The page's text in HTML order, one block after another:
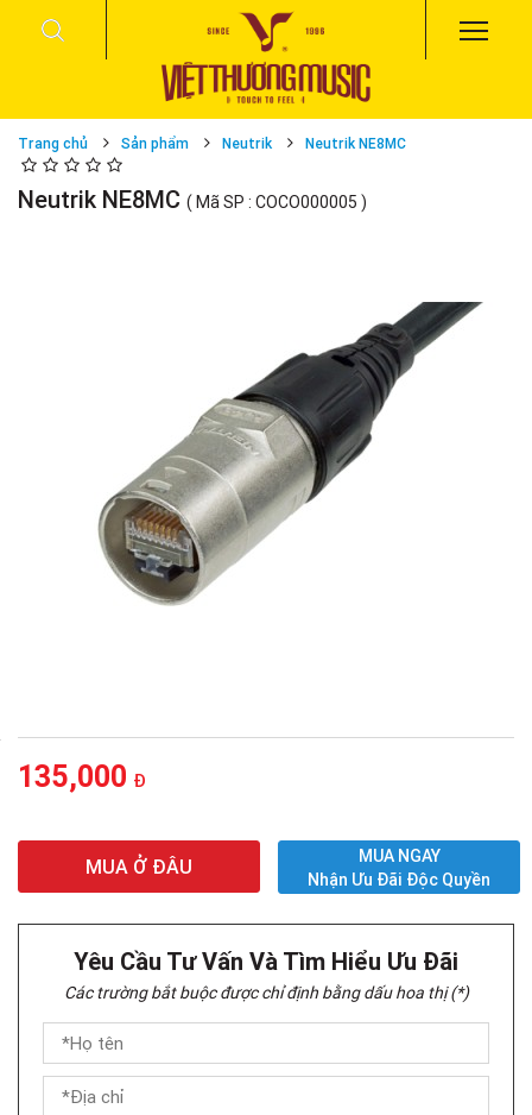
Trang chủ Sản phẩm Neutrik Neutrik NE8MC
Neutrik NE8MC ( Mã SP : COCO000005 )
135,000 Đ
MUA Ở ĐÂU
MUA NGAY
Nhận Ưu Đãi Độc Quyền
Yêu Cầu Tư Vấn Và Tìm Hiểu Ưu Đãi
Các trường bắt buộc được chỉ định bằng dấu hoa thị (*)